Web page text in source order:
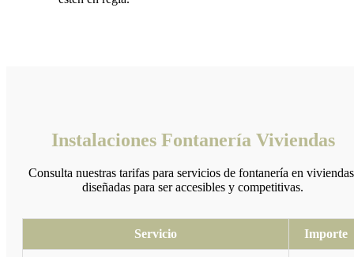
Instalaciones Fontanería Viviendas
Consulta nuestras tarifas para servicios de fontanería en
diseñadas para ser accesibles y competitivas.
Servicio Importe